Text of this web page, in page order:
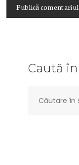
Caută